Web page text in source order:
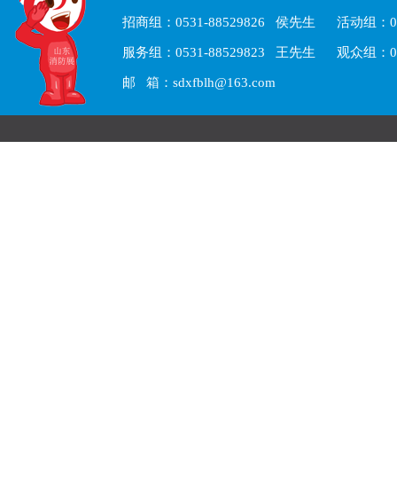
招商组：0531-88529826 侯先生 活动组：
服务组：0531-88529823 王先生 观众组：
邮 箱：sdxfblh@163.com